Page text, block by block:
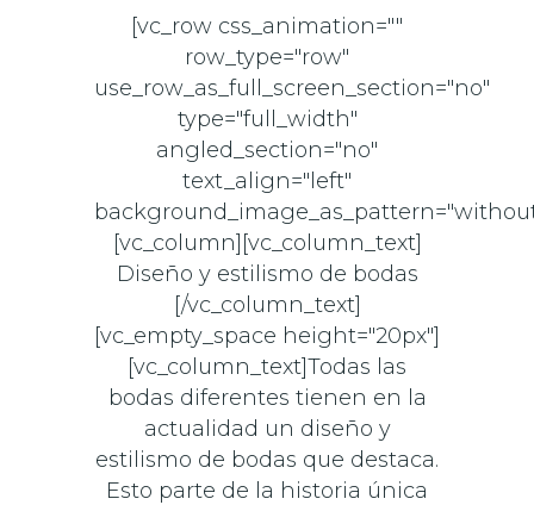
[vc_row css_animation=""
row_type="row"
use_row_as_full_screen_section="no"
type="full_width"
angled_section="no"
text_align="left"
[vc_column][vc_column_text]
Diseño y estilismo de bodas
[/vc_column_text]
[vc_empty_space height="20px"]
[vc_column_text]Todas las
bodas diferentes tienen en la
actualidad un diseño y
estilismo de bodas que destaca.
Esto parte de la historia única